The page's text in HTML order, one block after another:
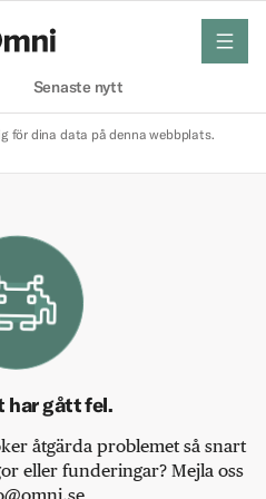
Senaste nytt
meny
för dina data på denna webbplats.
har gått fel.
åtgärda problemet så snart
eller funderingar? Mejla oss